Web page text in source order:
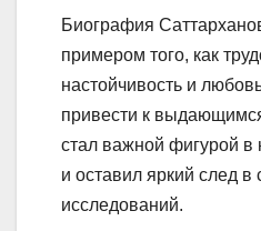
Биография
примером того, как
настойчивость и
привести к
стал важной фигурой
и оставил яркий след в
исследований.